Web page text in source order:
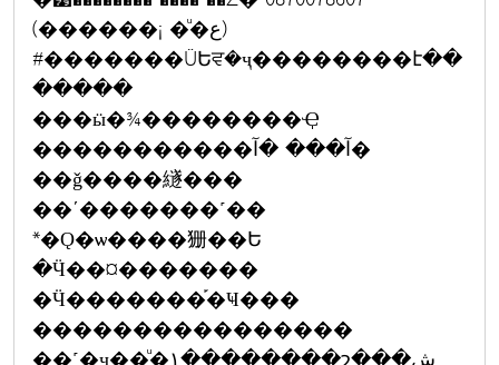
(������¡ �ͧ�ع)
#�������ŨԵਵ�ҷ��������է��
�����
���ӹ�¾��������Ҿ
�����������آ��� �آ�
��ǧ����繸���
��ʹ�������˹��
*�Ǫ�ѡ����㹪��Ե
�Ӵ��¤�������
�Ӵ�������֡�Ҹ���
����������������